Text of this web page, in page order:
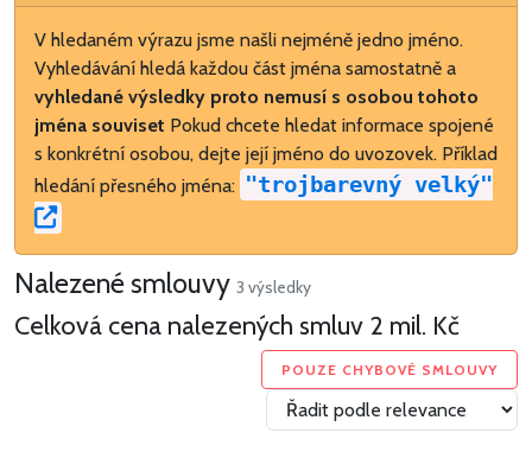
V hledaném výrazu jsme našli nejméně jedno jméno.
Vyhledávání hledá každou část jména samostatně a
vyhledané výsledky proto nemusí s osobou tohoto
jména souviset Pokud chcete hledat informace spojené
s konkrétní osobou, dejte její jméno do uvozovek. Příklad
hledání přesného jména: "trojbarevný velký"
Nalezené smlouvy 3 výsledky
Celková cena nalezených smluv 2 mil. Kč
POUZE CHYBOVÉ SMLOUVY